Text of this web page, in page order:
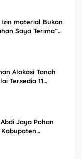
Izin material Bukan
Saya Terima”
Alokasi Tanah
Tersedia 11
Jaya Pohan
Kabupaten